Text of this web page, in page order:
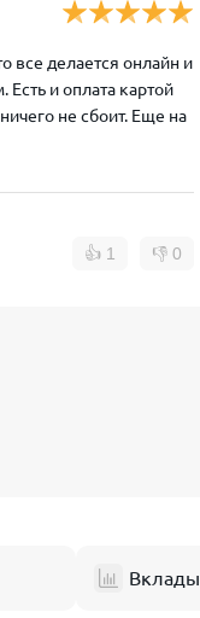
все делается онлайн и
и оплата картой
не сбоит. Еще на
👍 1 👎 0
Вклады